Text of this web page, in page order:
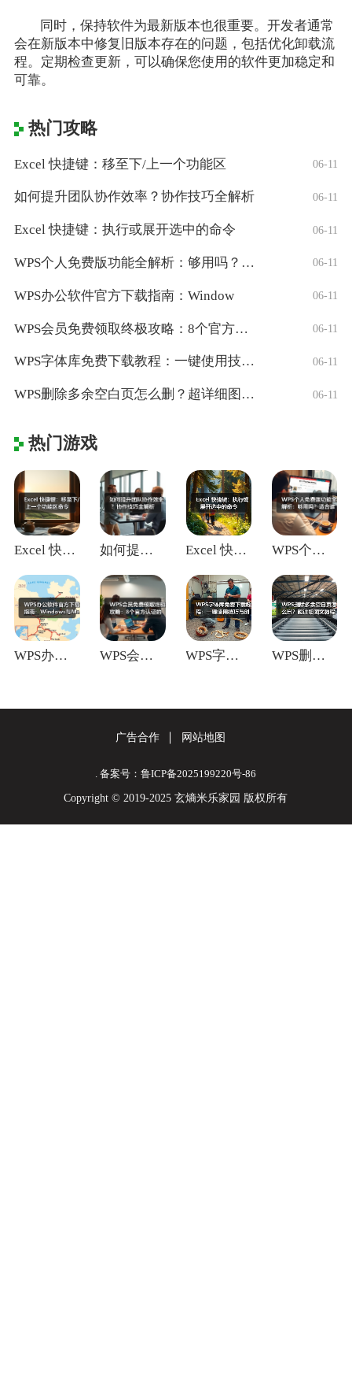
同时，保持软件为最新版本也很重要。开发者通常
会在新版本中修复旧版本存在的问题，包括优化卸载流
程。定期检查更新，可以确保您使用的软件更加稳定和
可靠。
热门攻略
Excel 快捷键：移至下/上一个功能区 06-11
如何提升团队协作效率？协作技巧全解析 06-11
Excel 快捷键：执行或展开选中的命令 06-11
WPS个人免费版功能全解析：够用吗？适合 06-11
WPS办公软件官方下载指南：Window 06-11
WPS会员免费领取终极攻略：8个官方认证 06-11
WPS字体库免费下载教程：一键使用技巧与 06-11
WPS删除多余空白页怎么删？超详细图文教 06-11
热门游戏
Excel 快捷键：移至下/上一个功能区 如何提升团队协作效率？协作技巧全解析 Excel 快捷键：执行或展开选中的命令 WPS个人免费版功能全解析：够用吗？适合
WPS办公软件官方下载指南：Window WPS会员免费领取终极攻略：8个官方认证 WPS字体库免费下载教程：一键使用技巧与 WPS删除多余空白页怎么删？超详细图文教
广告合作 网站地图
. 备案号：鲁ICP备2025199220号-86
Copyright © 2019-2025 玄熵米乐家园 版权所有